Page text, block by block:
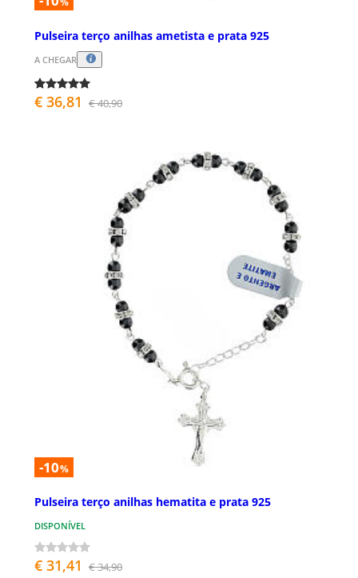
Pulseira terço anilhas ametista e prata 925
A CHEGAR
€ 36,81 € 40,90
-10%
Pulseira terço anilhas hematita e prata 925
DISPONÍVEL
€ 31,41 € 34,90